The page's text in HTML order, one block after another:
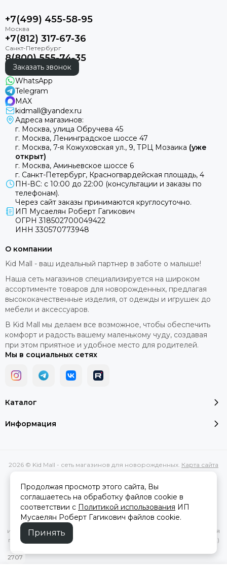
+7(499) 455-58-95
+7(812) 317-67-36
8(800) 555-74-35
Заказать звонок
WhatsApp
Telegram
MAX
kidmall@yandex.ru
Адреса магазинов:
г. Москва, улица Обручева 45
г. Москва, Ленинградское шоссе 47
г. Москва, 7-я Кожуховская ул., 9, ТРЦ Мозаика (уже
открыт)
г. Москва, Аминьевское шоссе 6
г. Санкт-Петербург, Красногвардейская площадь, 4
ПН-ВС: с 10:00 до 22:00 (консультации и заказы по
телефонам).
Через сайт заказы принимаются круглосуточно.
ИП Мусаелян Роберт Гагикович
ОГРН 318502700049422
ИНН 330570773948
Каталог
Информация
О компании
Kid Mall - ваш идеальный партнер в заботе о малыше!
Наша сеть магазинов специализируется на широком
ассортименте товаров для новорожденных, предлагая
высококачественные изделия, от одежды и игрушек до
мебели и аксессуаров.
В Kid Mall мы делаем все возможное, чтобы обеспечить
комфорт и радость вашему маленькому чуду, создавая
при этом приятное и удобное место для родителей.
Мы в социальных сетях
2026 © Kid Mall - сеть магазинов для новорожденных. Карта сайта
Вся представленная на сайте информация, касающаяся
характеристик, стоимости товаров и услуг, носит
информационный характер и ни при каких условиях не является
публичной офертой, определяемой положениями Статьи 437(2)
2707
Продолжая просмотр этого сайта, Вы
соглашаетесь на обработку файлов cookie в
соответствии с Политикой использования ИП
Мусаелян Роберт Гагикович файлов cookie.
Принять